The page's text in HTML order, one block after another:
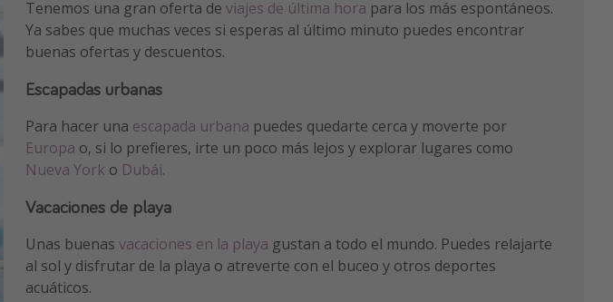
Tenemos una gran oferta de viajes de última hora para los más espontáneos.
Ya sabes que muchas veces si esperas al último minuto puedes encontrar
buenas ofertas y descuentos.
Escapadas urbanas
Para hacer una escapada urbana puedes quedarte cerca y moverte por
Europa o, si lo prefieres, irte un poco más lejos y explorar lugares como
Nueva York o Dubái.
Vacaciones de playa
Unas buenas vacaciones en la playa gustan a todo el mundo. Puedes relajarte
al sol y disfrutar de la playa o atreverte con el buceo y otros deportes
acuáticos.